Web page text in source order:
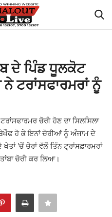
ਦੇ ਪਿੰਡ ਧੂਲਕੋਟ
ਟਰਾਂਸਫਾਰਮਰਾਂ ਨੂੰ
ਚੋਰੀ ਹੋਣ ਦਾ ਸਿਲਸਿਲਾ
ਬੇਖੌਫ ਹੋ ਕੇ ਇਨਾਂ ਚੋਰੀਆਂ ਨੂੰ ਅੰਜਾਮ ਦੇ
’ਚੋਂ ਚੋਰਾਂ ਵੱਲੋਂ ਤਿੰਨ ਟ੍ਰਾਂਸਫ਼ਾਰਮਰਾਂ
ਚੋਰੀ ਕਰ ਲਿਆ।